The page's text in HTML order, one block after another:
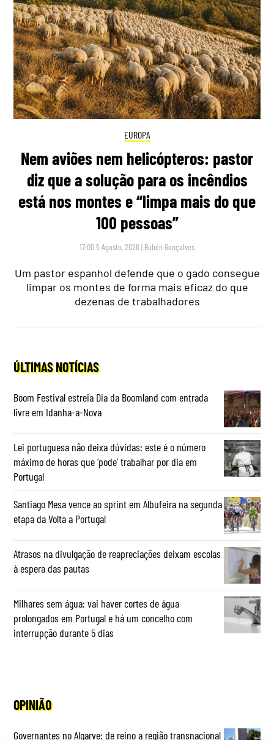
EUROPA
Nem aviões nem helicópteros: pastor
diz que a solução para os incêndios
está nos montes e “limpa mais do que
100 pessoas”
17:00 5 Agosto, 2026 | Rubén Gonçalves
Um pastor espanhol defende que o gado consegue
limpar os montes de forma mais eficaz do que
dezenas de trabalhadores
ÚLTIMAS NOTÍCIAS
Boom Festival estreia Dia da Boomland com entrada
livre em Idanha-a-Nova
Lei portuguesa não deixa dúvidas: este é o número
máximo de horas que ‘pode’ trabalhar por dia em
Portugal
Santiago Mesa vence ao sprint em Albufeira na segunda
etapa da Volta a Portugal
Atrasos na divulgação de reapreciações deixam escolas
à espera das pautas
Milhares sem água: vai haver cortes de água
prolongados em Portugal e há um concelho com
interrupção durante 5 dias
OPINIÃO
Governantes no Algarve: de reino a região transnacional